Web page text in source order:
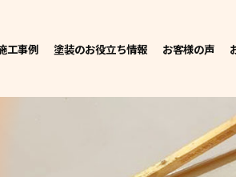
工事例 塗装のお役立ち情報 お客様の声